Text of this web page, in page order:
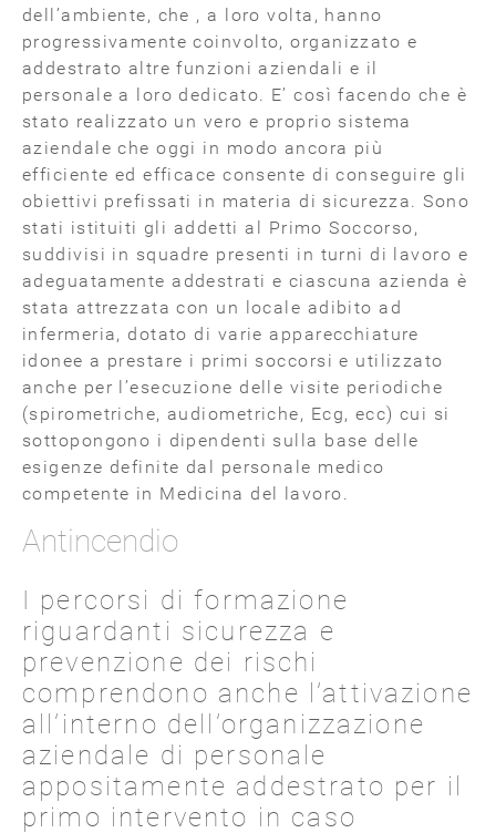
dell’ambiente, che , a loro volta, hanno
progressivamente coinvolto, organizzato e
addestrato altre funzioni aziendali e il
personale a loro dedicato. E’ così facendo che è
stato realizzato un vero e proprio sistema
aziendale che oggi in modo ancora più
efficiente ed efficace consente di conseguire gli
obiettivi prefissati in materia di sicurezza. Sono
stati istituiti gli addetti al Primo Soccorso,
suddivisi in squadre presenti in turni di lavoro e
adeguatamente addestrati e ciascuna azienda è
stata attrezzata con un locale adibito ad
infermeria, dotato di varie apparecchiature
idonee a prestare i primi soccorsi e utilizzato
anche per l’esecuzione delle visite periodiche
(spirometriche, audiometriche, Ecg, ecc) cui si
sottopongono i dipendenti sulla base delle
esigenze definite dal personale medico
competente in Medicina del lavoro.
Antincendio
I percorsi di formazione
riguardanti sicurezza e
prevenzione dei rischi
comprendono anche l’attivazione
all’interno dell’organizzazione
aziendale di personale
appositamente addestrato per il
primo intervento in caso